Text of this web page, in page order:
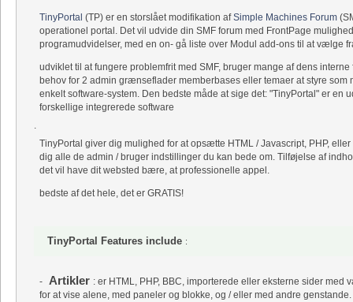
TinyPortal (TP) er en storslået modifikation afSimple Machines Forum
operationel portal. Det vil udvide din SMF forum med FrontPage
programudvidelser, med en on- gå liste over Modul add-ons til at vælge
udviklet til at fungere problemfrit med SMF, bruger mange af dens
behov for 2 admin grænseflader memberbases eller temaer at styre som
enkelt software-system. Den bedste måde at sige det: "TinyPortal" er en
forskellige integrerede software
.
TinyPortal giver dig mulighed for at opsætte HTML / Javascript, PHP,
dig alle de admin / bruger indstillinger du kan bede om. Tilføjelse af
det vil have dit websted bære, at professionelle appel.
bedste af det hele, det er GRATIS!
TinyPortal Features include :
- Artikler : er HTML, PHP, BBC, importerede eller eksterne sider
for at vise alene, med paneler og blokke, og / eller med andre